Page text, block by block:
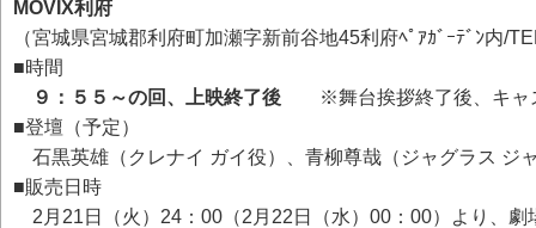
MOVIX利府
（宮城県宮城郡利府町加瀬字新前谷地45利府ﾍﾟｱｶﾞｰﾃﾞﾝ内/
■時間
９：５５～の回、上映終了後 ※舞台挨拶終了後、キャ
■登壇（予定）
石黒英雄（クレナイ ガイ役）、青柳尊哉（ジャグラス ジ
■販売日時
2月21日（火）24：00（2月22日（水）00：00）より、劇